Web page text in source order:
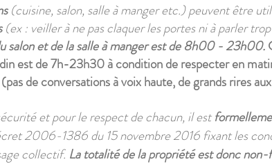
(cuisine, salon, salle à manger etc.) peuventêtre
(ex : veiller à ne pas claquer les portes ni à parler
salon et de la salle à manger est de 8h00 - 23h00.
est de 7h-23h30 à condition de respecter en
de conversations à voix haute, de grands rires
et pour le respect de chacun, il est
2006-1386 du 15 novembre 2016 fixant les
collectif. La totalité de la propriété est donc